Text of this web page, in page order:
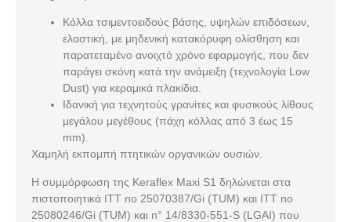
Κόλλα τσιμεντοειδούς βάσης, υψηλών επιδόσεων,
ελαστική, με μηδενική κατακόρυφη ολίσθηση και
παρατεταμένο ανοιχτό χρόνο εφαρμογής, που δεν
παράγει σκόνη κατά την ανάμειξη (τεχνολογία Low
Dust) για κεραμικά πλακίδια.
Ιδανική για τεχνητούς γρανίτες και φυσικούς λίθους
μεγάλου μεγέθους (πάχη κόλλας από 3 έως 15
mm).
Χαμηλή εκπομπή πτητικών οργανικών ουσιών.
Η συμμόρφωση της Keraflex Maxi S1 δηλώνεται στα
πιστοποιητικά ΙΤΤ no 25070387/Gi (TUM) και ΙΤΤ no
25080246/Gi (TUM) και n° 14/8330-551-S (LGAI) που